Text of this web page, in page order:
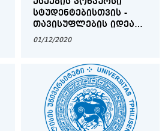
ᲔᲡᲔᲔᲑᲘᲡ ᲙᲝᲜᲙᲣᲠᲡᲘ
ᲡᲢᲣᲓᲔᲜᲢᲔᲑᲘᲡᲗᲕᲘᲡ -
ᲗᲐᲕᲘᲡᲣᲤᲚᲔᲑᲘᲡ ᲘᲓᲔᲐ
ᲐᲜᲢᲘᲙᲣᲠ ᲡᲐᲑᲔᲠᲫᲜᲔᲗᲡᲐ
01/12/2020